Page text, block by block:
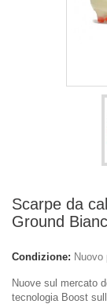
Scarpe da
Ground
Condizione: Nuovo
Nuove sul mercato
tecnologia Boost